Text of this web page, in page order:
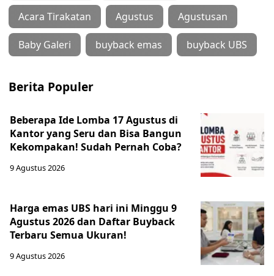
Acara Tirakatan Agustus Agustusan
Baby Galeri buyback emas buyback UBS
Berita Populer
Beberapa Ide Lomba 17 Agustus di
Kantor yang Seru dan Bisa Bangun
Kekompakan! Sudah Pernah Coba?
9 Agustus 2026
Harga emas UBS hari ini Minggu 9
Agustus 2026 dan Daftar Buyback
Terbaru Semua Ukuran!
9 Agustus 2026